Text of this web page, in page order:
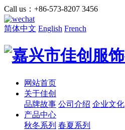
Call us：+86-573-8207 3456
简体中文 English French
网站首页
关于佳创
品牌故事 公司介绍 企业文化
产品中心
秋冬系列 春夏系列